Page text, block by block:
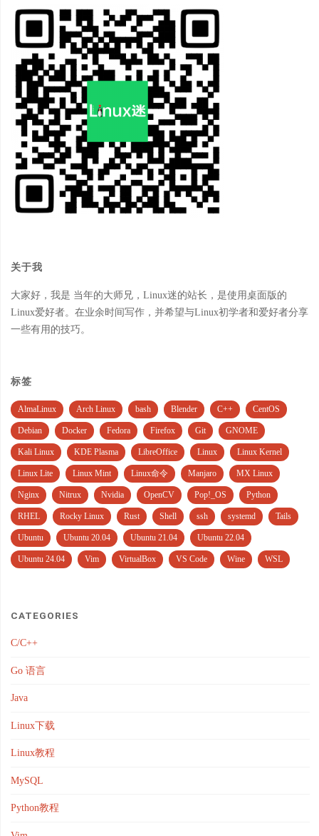
关于我
大家好，我是 当年的大师兄，Linux迷的站长，是使用桌面版的
Linux爱好者。在业余时间写作，并希望与Linux初学者和爱好者分享
一些有用的技巧。
标签
AlmaLinux Arch Linux bash Blender C++ CentOS
Debian Docker Fedora Firefox Git GNOME
Kali Linux KDE Plasma LibreOffice Linux Linux Kernel
Linux Lite Linux Mint Linux命令 Manjaro MX Linux
Nginx Nitrux Nvidia OpenCV Pop!_OS Python
RHEL Rocky Linux Rust Shell ssh systemd Tails
Ubuntu Ubuntu 20.04 Ubuntu 21.04 Ubuntu 22.04
Ubuntu 24.04 Vim VirtualBox VS Code Wine WSL
CATEGORIES
C/C++
Go 语言
Java
Linux下载
Linux教程
MySQL
Python教程